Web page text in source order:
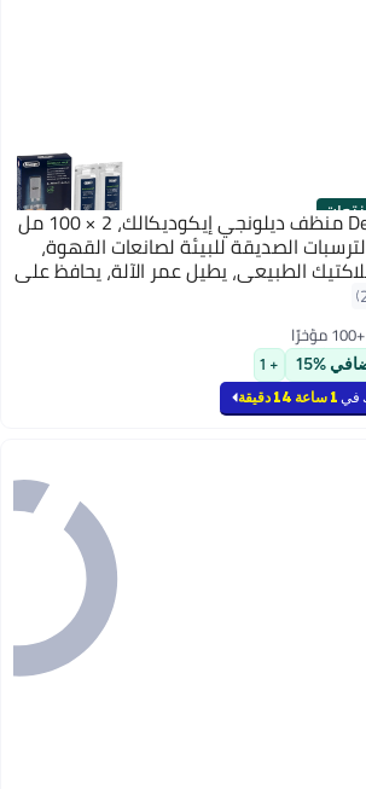
De'Longhi منظف ديلونجي إيكوديكالك، 2 × 100 مل
الصديقة للبيئة لصانعات القهوة،
الطبيعي، يطيل عمر الآلة، يحافظ على
أكثر فعالية من حمض الستريك
%15
+ 1
في 1 ساعة 14 دقيقة